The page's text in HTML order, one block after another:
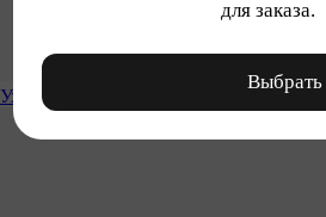
Уход
для заказа.
Выбрать